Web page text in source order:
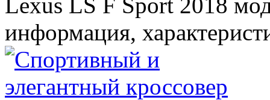
Lexus LS F Sport 2018
информация,